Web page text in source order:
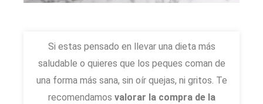
Si estas pensado en llevar una dieta más
saludable o quieres que los peques coman de
una forma más sana, sin oír quejas, ni gritos. Te
recomendamos valorar la compra de la